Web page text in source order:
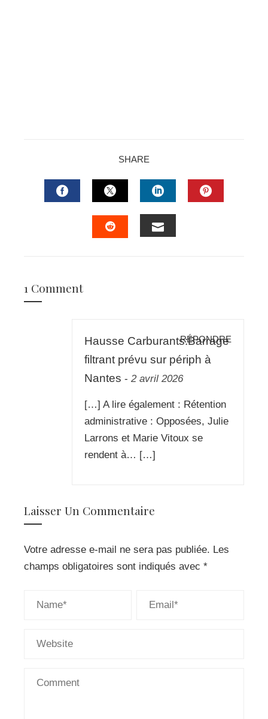
SHARE
FACEBOOKTWITTERLINKEDIN
1 Comment
Hausse Carburants:Barrage
filtrant prévu sur périph à
Nantes - 2 avril 2026
RÉPONDRE
[…] A lire également : Rétention
administrative : Opposées, Julie
Larrons et Marie Vitoux se
rendent à… […]
Laisser Un Commentaire
Votre adresse e-mail ne sera pas publiée. Les
champs obligatoires sont indiqués avec *